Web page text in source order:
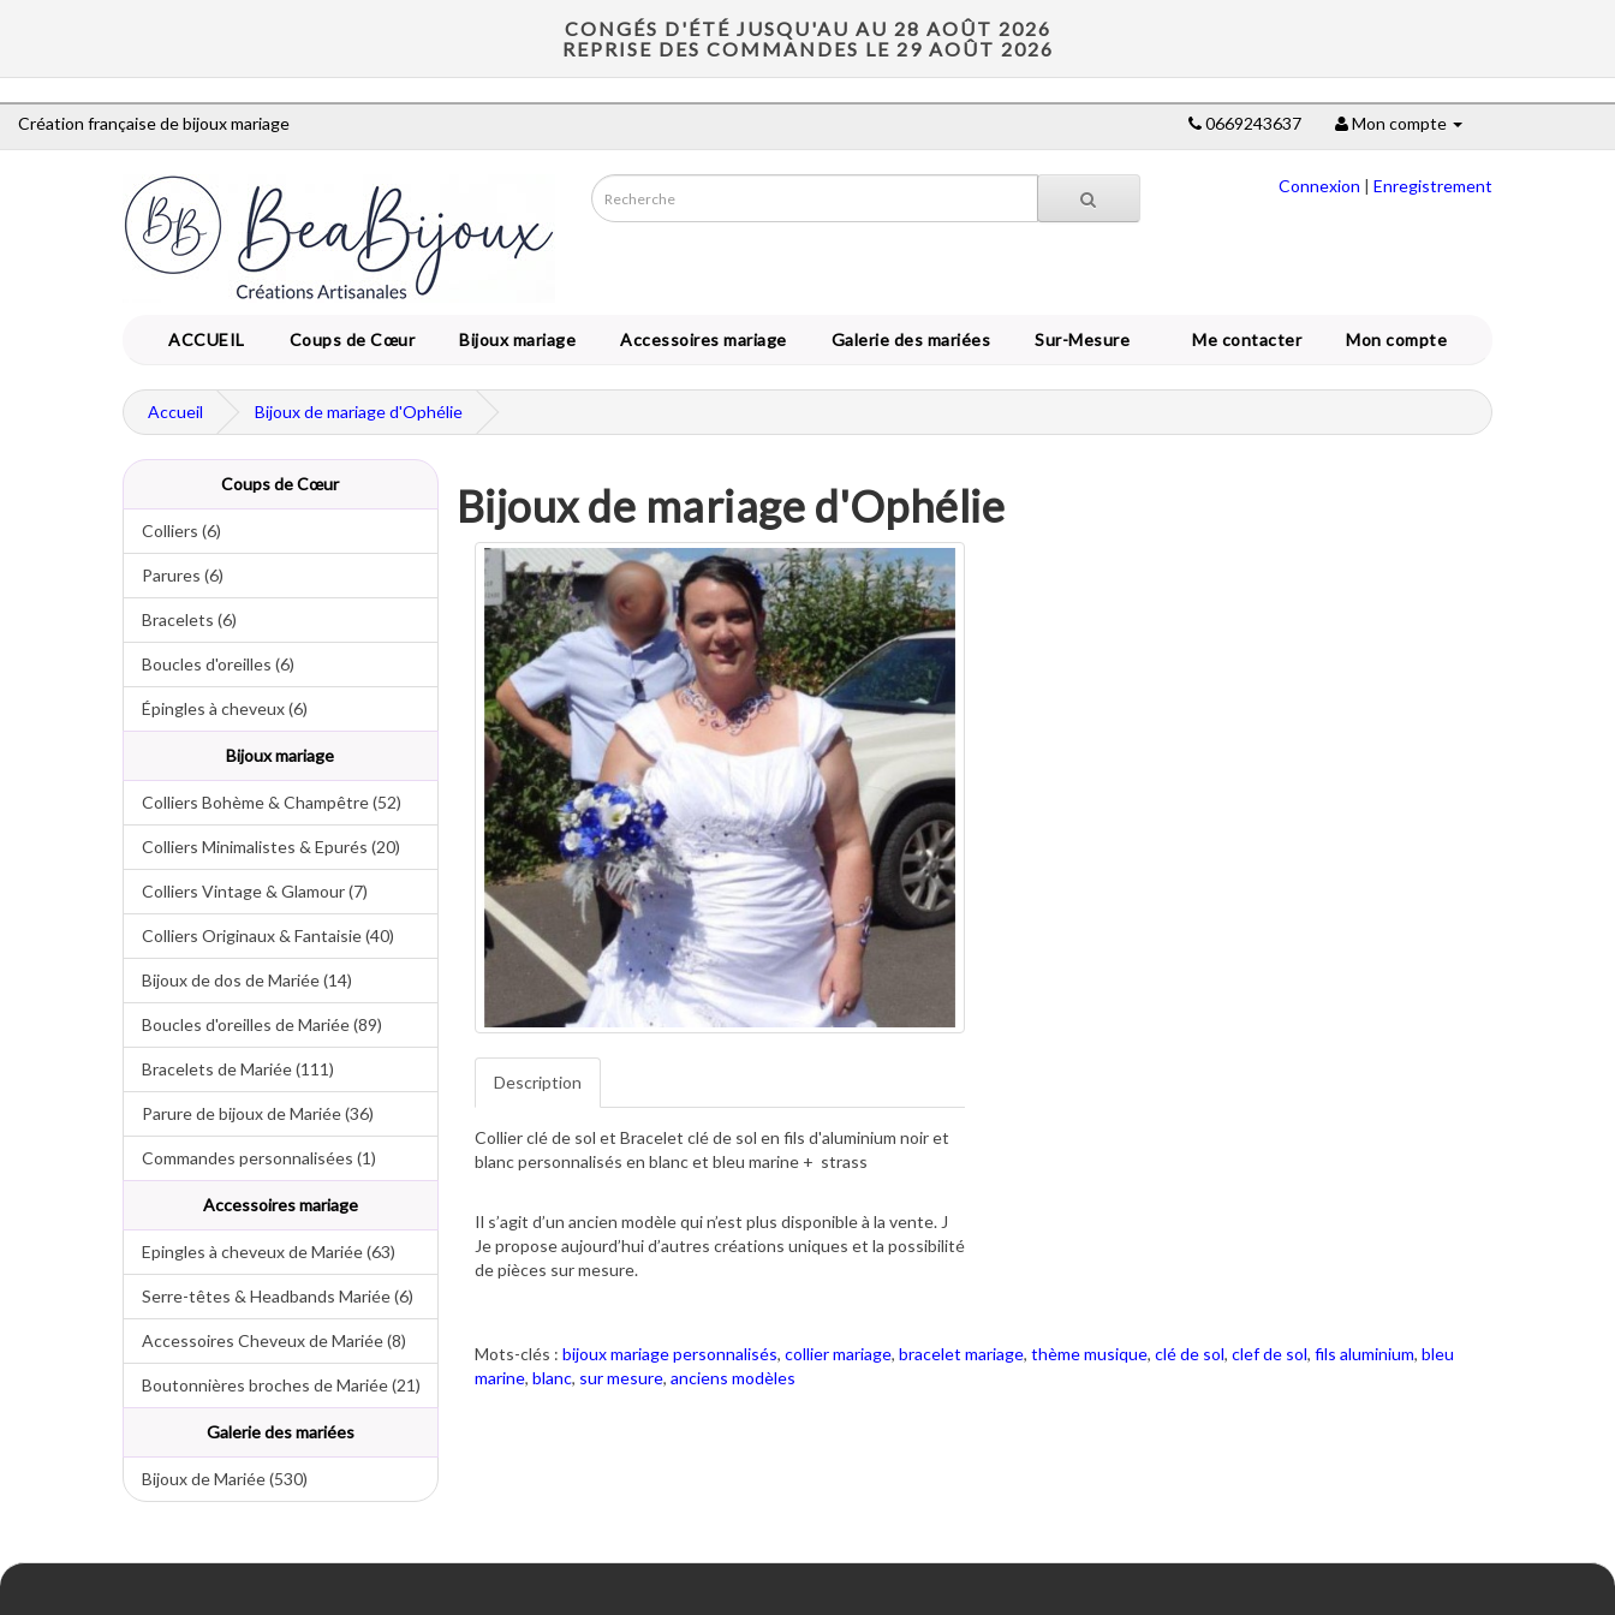
CONGÉS D'ÉTÉ JUSQU'AU AU 28 AOÛT 2026
REPRISE DES COMMANDES LE 29 AOÛT 2026
Création française de bijoux mariage 0669243637 Mon compte
Connexion | Enregistrement
ACCUEIL Coups de Cœur Bijoux mariage Accessoires mariage Galerie des mariées Sur-Mesure Me contacter Mon compte
Accueil Bijoux de mariage d'Ophélie
Coups de Cœur
Colliers (6)
Parures (6)
Bracelets (6)
Boucles d'oreilles (6)
Épingles à cheveux (6)
Bijoux mariage
Colliers Bohème & Champêtre (52)
Colliers Minimalistes & Epurés (20)
Colliers Vintage & Glamour (7)
Colliers Originaux & Fantaisie (40)
Bijoux de dos de Mariée (14)
Boucles d'oreilles de Mariée (89)
Bracelets de Mariée (111)
Parure de bijoux de Mariée (36)
Commandes personnalisées (1)
Accessoires mariage
Epingles à cheveux de Mariée (63)
Serre-têtes & Headbands Mariée (6)
Accessoires Cheveux de Mariée (8)
Boutonnières broches de Mariée (21)
Galerie des mariées
Bijoux de Mariée (530)
Bijoux de mariage d'Ophélie
Description
Collier clé de sol et Bracelet clé de sol en fils d'aluminium noir et
blanc personnalisés en blanc et bleu marine + strass
Il s’agit d’un ancien modèle qui n’est plus disponible à la vente. J
Je propose aujourd’hui d’autres créations uniques et la possibilité
de pièces sur mesure.
Mots-clés : bijoux mariage personnalisés, collier mariage, bracelet mariage, thème musique, clé de sol, clef de sol, fils aluminium, bleu
marine, blanc, sur mesure, anciens modèles